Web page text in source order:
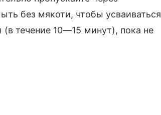
без мякоти, чтобы усваиваться
(в течение 10—15 минут), пока не